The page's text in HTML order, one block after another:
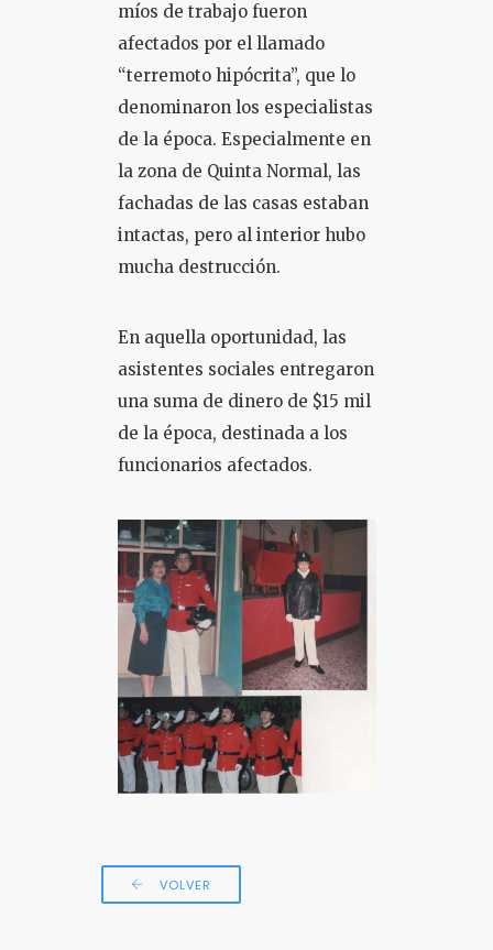
míos de trabajo fueron
afectados por el llamado
“terremoto hipócrita”, que lo
denominaron los especialistas
de la época. Especialmente en
la zona de Quinta Normal, las
fachadas de las casas estaban
intactas, pero al interior hubo
mucha destrucción.
En aquella oportunidad, las
asistentes sociales entregaron
una suma de dinero de $15 mil
de la época, destinada a los
funcionarios afectados.
VOLVER